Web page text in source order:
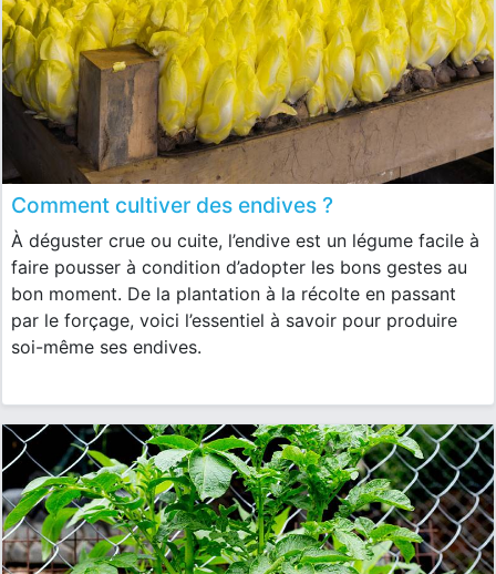
Comment cultiver des endives ?
À déguster crue ou cuite, l’endive est un légume facile à
faire pousser à condition d’adopter les bons gestes au
bon moment. De la plantation à la récolte en passant
par le forçage, voici l’essentiel à savoir pour produire
soi-même ses endives.